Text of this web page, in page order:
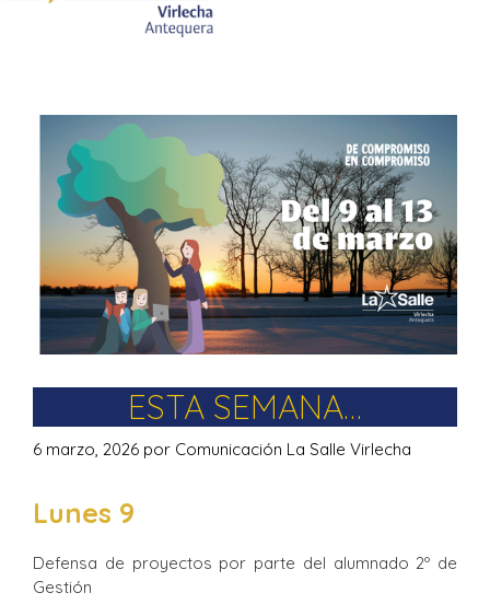
ESTA SEMANA…
6 marzo, 2026 por Comunicación La Salle Virlecha
Lunes 9
Defensa de proyectos por parte del alumnado 2º de
Gestión